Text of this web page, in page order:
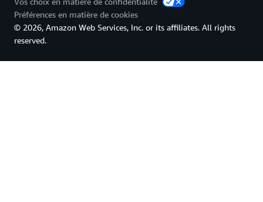
Préférences en matière de cookies
© 2026, Amazon Web Services, Inc. or its affiliates. All rights
reserved.